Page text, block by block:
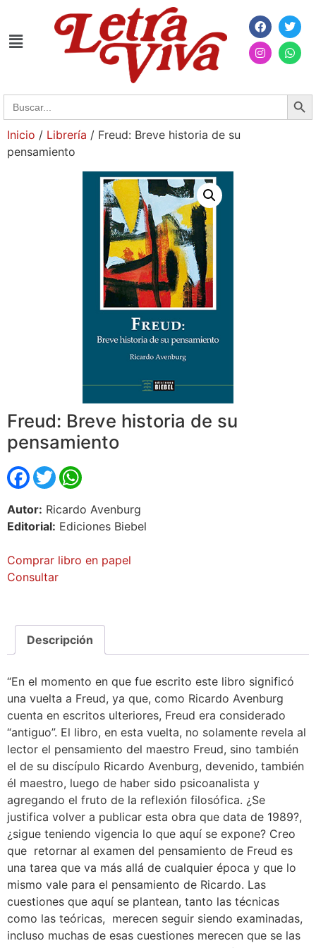
Search
for:
Inicio / Librería / Freud: Breve historia de su
pensamiento
Freud: Breve historia de su
pensamiento
Facebook
Twitter
Autor: Ricardo Avenburg
Editorial: Ediciones Biebel
Comprar libro en papel
Consultar
Descripción
“En el momento en que fue escrito este libro significó
una vuelta a Freud, ya que, como Ricardo Avenburg
cuenta en escritos ulteriores, Freud era considerado
“antiguo”. El libro, en esta vuelta, no solamente revela al
lector el pensamiento del maestro Freud, sino también
el de su discípulo Ricardo Avenburg, devenido, también
él maestro, luego de haber sido psicoanalista y
agregando el fruto de la reflexión filosófica. ¿Se
justifica volver a publicar esta obra que data de 1989?,
¿sigue teniendo vigencia lo que aquí se expone? Creo
que retornar al examen del pensamiento de Freud es
una tarea que va más allá de cualquier época y que lo
mismo vale para el pensamiento de Ricardo. Las
cuestiones que aquí se plantean, tanto las técnicas
como las teóricas, merecen seguir siendo examinadas,
incluso muchas de esas cuestiones merecen que se las